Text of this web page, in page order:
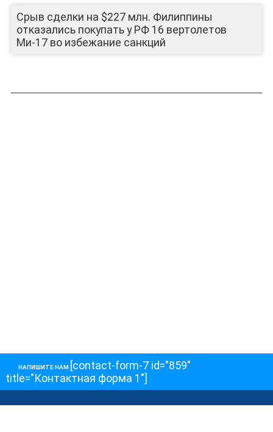
ЛИЦА КАНАЛА
Срыв сделки на $227 млн. Филиппины
отказались покупать у РФ 16 вертолетов
Ми-17 во избежание санкций
НАПИШИТЕ НАМ [contact-form-7 id="859"
title="Контактная форма 1"]